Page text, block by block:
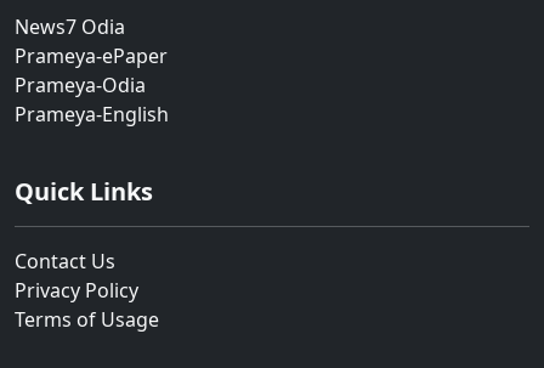
News7 Odia
Prameya-ePaper
Prameya-Odia
Prameya-English
Quick Links
Contact Us
Privacy Policy
Terms of Usage